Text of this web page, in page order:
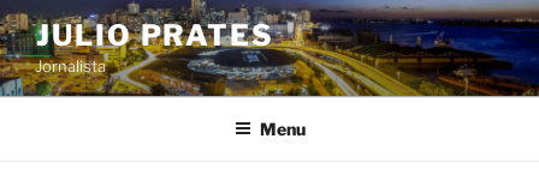
Pular
para
o
conteúdo
JULIO PRATES
Jornalista
Menu